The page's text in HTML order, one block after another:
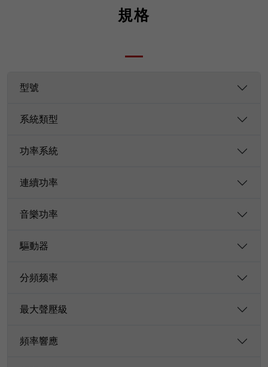
規格
型號
系統類型
功率系統
連續功率
音樂功率
驅動器
分頻频率
最大聲壓級
頻率響應